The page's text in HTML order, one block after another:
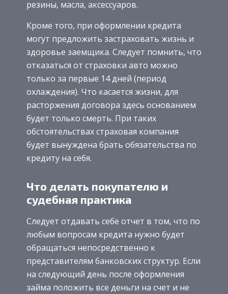
резины, масла, аксессуаров.
Кроме того, при оформлении кредита
могут предложить застраховать жизнь и
здоровье заемщика. Следует помнить, что
отказаться от страховки авто можно
только за первые 14 дней (период
охлаждения). Что касается жизни, для
расторжения договора здесь основанием
будет только смерть. При таких
обстоятельствах страховая компания
будет вынуждена брать обязательства по
кредиту на себя.
Что делать покупателю и
судебная практика
Следует отдавать себе отчет в том, что по
любым вопросам кредита нужно будет
обращаться непосредственно к
представителям банковских структур. Если
на следующий день после оформления
займа положить все деньги на счет и не